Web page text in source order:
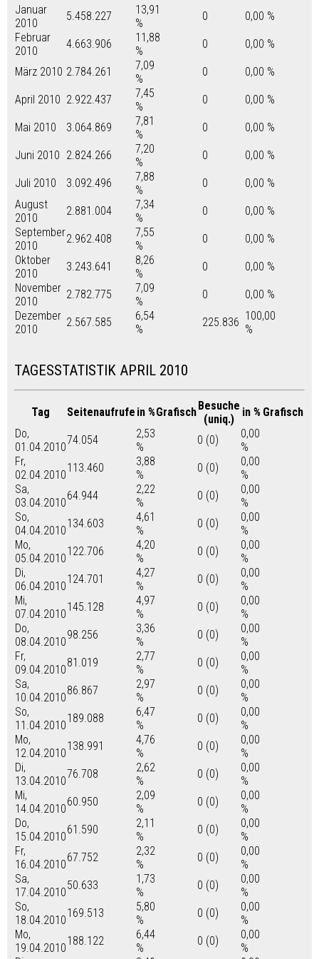
Januar
2010
5.458.227
13,91
%
0
0,00 %
Februar
2010
4.663.906
11,88
%
0 0,00 %
März 2010 2.784.261
7,09
%
0 0,00 %
April 2010 2.922.437
7,45
%
0 0,00 %
Mai 2010 3.064.869
7,81
%
0 0,00 %
Juni 2010 2.824.266
7,20
%
0 0,00 %
Juli 2010 3.092.496
7,88
%
0
0,00 %
August
2010
2.881.004
7,34
%
0
0,00 %
September
2010
2.962.408
7,55
%
0
0,00 %
Oktober
2010
3.243.641
8,26
%
0
0,00 %
November
2010
2.782.775
7,09
%
0
0,00 %
Dezember
2010
2.567.585
6,54
%
225.836 100,00
%
TAGESSTATISTIK APRIL 2010
Tag Seitenaufrufe in %GrafischBesuche
(uniq.)
in % Grafisch
Do,
01.04.2010
74.054
2,53
%
0 (0)
0,00
%
Fr,
02.04.2010
113.460
3,88
%
0 (0)
0,00
%
Sa,
03.04.2010
64.944
2,22
%
0 (0)
0,00
%
So,
04.04.2010
134.603
4,61
%
0 (0)
0,00
%
Mo,
05.04.2010
122.706
4,20
%
0 (0)
0,00
%
Di,
06.04.2010
124.701
4,27
%
0 (0)
0,00
%
Mi,
07.04.2010
145.128
4,97
%
0 (0)
0,00
%
Do,
08.04.2010
98.256
3,36
%
0 (0)
0,00
%
Fr,
09.04.2010
81.019
2,77
%
0 (0)
0,00
%
Sa,
10.04.2010
86.867
2,97
%
0 (0)
0,00
%
So,
11.04.2010
189.088
6,47
%
0 (0)
0,00
%
Mo,
12.04.2010
138.991
4,76
%
0 (0)
0,00
%
Di,
13.04.2010
76.708
2,62
%
0 (0)
0,00
%
Mi,
14.04.2010
60.950
2,09
%
0 (0)
0,00
%
Do,
15.04.2010
61.590
2,11
%
0 (0)
0,00
%
Fr,
16.04.2010
67.752
2,32
%
0 (0)
0,00
%
Sa,
17.04.2010
50.633
1,73
%
0 (0)
0,00
%
So,
18.04.2010
169.513
5,80
%
0 (0)
0,00
%
Mo,
19.04.2010
188.122
6,44
%
0 (0)
0,00
%